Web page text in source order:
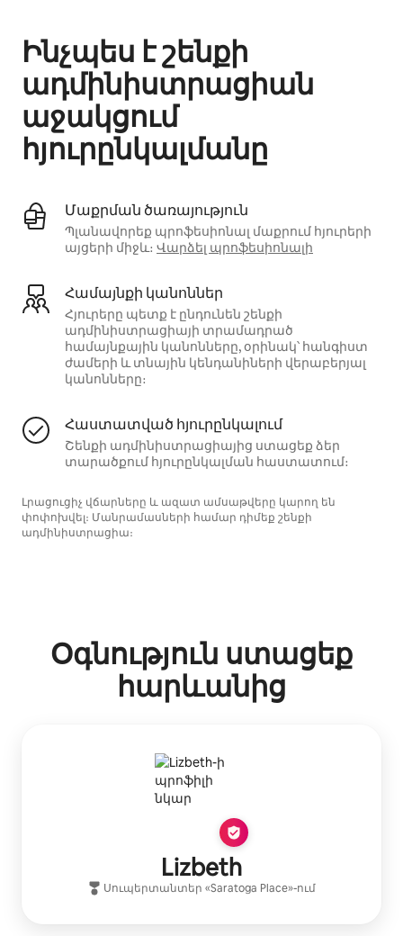
Ինչպես է շենքի
ադմինիստրացիան
աջակցում
հյուրընկալմանը
Մաքրման ծառայություն
Պլանավորեք պրոֆեսիոնալ մաքրում հյուրերի
այցերի միջև։ Վարձել պրոֆեսիոնալի
Համայնքի կանոններ
Հյուրերը պետք է ընդունեն շենքի
ադմինիստրացիայի տրամադրած
համայնքային կանոնները, օրինակ՝ հանգիստ
ժամերի և տնային կենդանիների վերաբերյալ
կանոնները։
Հաստատված հյուրընկալում
Շենքի ադմինիստրացիայից ստացեք ձեր
տարածքում հյուրընկալման հաստատում։
Լրացուցիչ վճարները և ազատ ամսաթվերը կարող են
փոփոխվել։ Մանրամասների համար դիմեք շենքի
ադմինիստրացիա։
Օգնություն ստացեք
հարևանից
Lizbeth
Սուպերտանտեր «Saratoga Place»-ում